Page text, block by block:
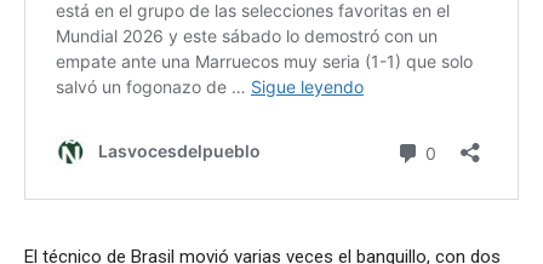
El técnico de Brasil movió varias veces el banquillo, con dos